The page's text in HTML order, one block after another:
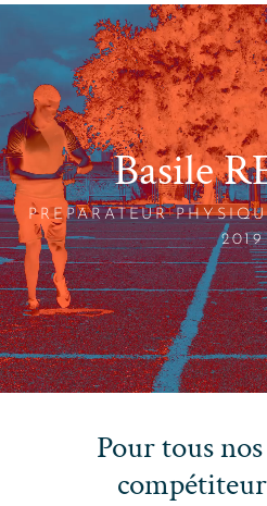
Basile
PREPARATEUR
2019
Pour tous